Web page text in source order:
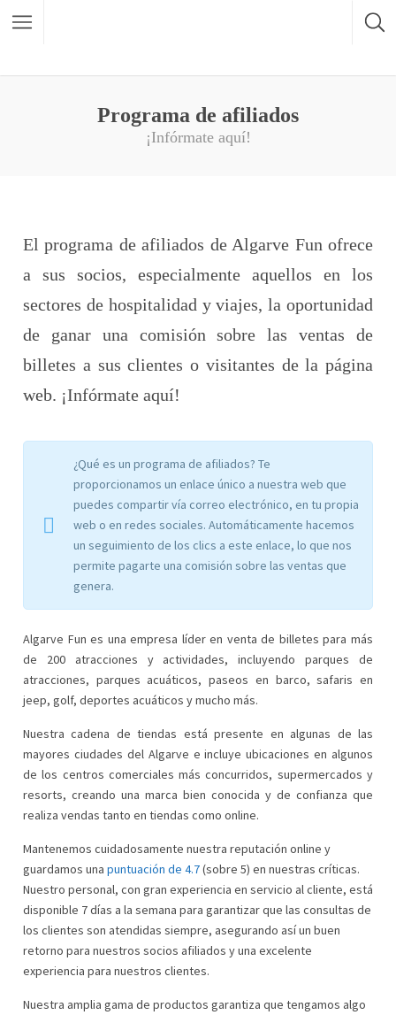
Programa de afiliados
¡Infórmate aquí!
El programa de afiliados de Algarve Fun ofrece
a sus socios, especialmente aquellos en los
sectores de hospitalidad y viajes, la oportunidad
de ganar una comisión sobre las ventas de
billetes a sus clientes o visitantes de la página
web. ¡Infórmate aquí!
¿Qué es un programa de afiliados? Te
proporcionamos un enlace único a nuestra web que
puedes compartir vía correo electrónico, en tu propia
web o en redes sociales. Automáticamente hacemos
un seguimiento de los clics a este enlace, lo que nos
permite pagarte una comisión sobre las ventas que
genera.
Algarve Fun es una empresa líder en venta de billetes para más
de 200 atracciones y actividades, incluyendo parques de
atracciones, parques acuáticos, paseos en barco, safaris en
jeep, golf, deportes acuáticos y mucho más.
Nuestra cadena de tiendas está presente en algunas de las
mayores ciudades del Algarve e incluye ubicaciones en algunos
de los centros comerciales más concurridos, supermercados y
resorts, creando una marca bien conocida y de confianza que
realiza vendas tanto en tiendas como online.
Mantenemos cuidadosamente nuestra reputación online y
guardamos una puntuación de 4.7(sobre 5) en nuestras críticas.
Nuestro personal, con gran experiencia en servicio al cliente, está
disponible 7 días a la semana para garantizar que las consultas de
los clientes son atendidas siempre, asegurando así un buen
retorno para nuestros socios afiliados y una excelente
experiencia para nuestros clientes.
Nuestra amplia gama de productos garantiza que tengamos algo